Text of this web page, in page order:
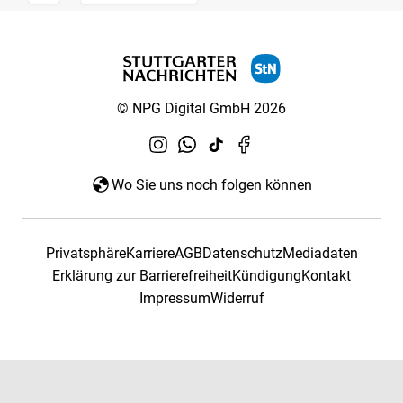
© NPG Digital GmbH 2026
Wo Sie uns noch folgen können
PrivatsphäreKarriereAGBDatenschutzMediadaten
Erklärung zur BarrierefreiheitKündigungKontakt
ImpressumWiderruf